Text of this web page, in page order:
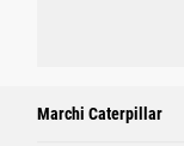
Marchi Caterpillar